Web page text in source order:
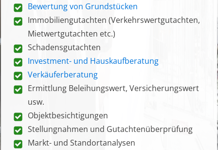
Bewertung von Grundstücken
Immobiliengutachten (Verkehrswertgutachten,
Mietwertgutachten etc.)
Schadensgutachten
Investment- und Hauskaufberatung
Verkäuferberatung
Ermittlung Beleihungswert, Versicherungswert
usw.
Objektbesichtigungen
Stellungnahmen und Gutachtenüberprüfung
Markt- und Standortanalysen